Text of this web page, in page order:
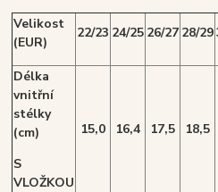
Velikost
(EUR)
22/23 24/25 26/27 28/29
Délka
vnitřní
stélky
(cm)
S
VLOŽKOU
15,0 16,4 17,5 18,5